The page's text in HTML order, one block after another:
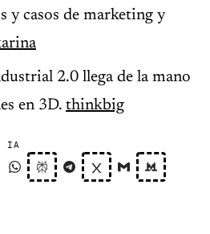
y casos de marketing y
2.0 llega de la mano
en 3D. thinkbig
IA